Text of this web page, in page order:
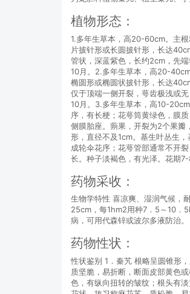
植物形态：
1.多年生草本，高20-60cm。主
片披针形或长圆披针形，长达
管状，深蓝紫色，长约2cm，先
10月。2.多年生草本，高20-
椭圆形或椭圆状披针形，长达
仅于顶端一侧开裂，萼齿极浅或
10月。3.多年生草本，高10-
序，有长梗；花萼筒黄绿色，膜
侧膜胎座。蒴果，开裂为2个果
形，直径不及1cm。基生叶丛生
成轮伞花序；花萼管部通常不开
长。种子淡褐色，有光泽。花期7-
药物采收：
生物学特性 喜凉爽、湿润气候，
25cm，每1hm2用种7．5～10．
病，可用代森锌或波尔多液防治。
药物性状：
性状鉴别 1．秦艽 根略呈圆锥形
质坚脆，易折断，断面皮部黄色
色，有纵向扭转的皱纹；根头有